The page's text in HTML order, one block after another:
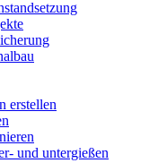
erstellen
und untergießen